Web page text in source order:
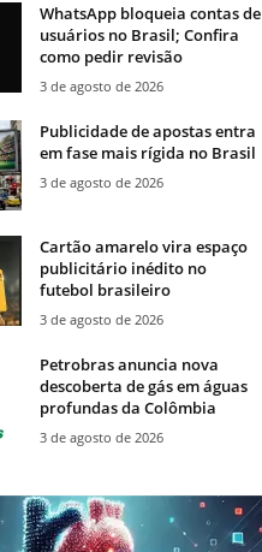
WhatsApp bloqueia contas de
usuários no Brasil; Confira
como pedir revisão
3 de agosto de 2026
Publicidade de apostas entra
em fase mais rígida no Brasil
3 de agosto de 2026
Cartão amarelo vira espaço
publicitário inédito no
futebol brasileiro
3 de agosto de 2026
Petrobras anuncia nova
descoberta de gás em águas
profundas da Colômbia
3 de agosto de 2026